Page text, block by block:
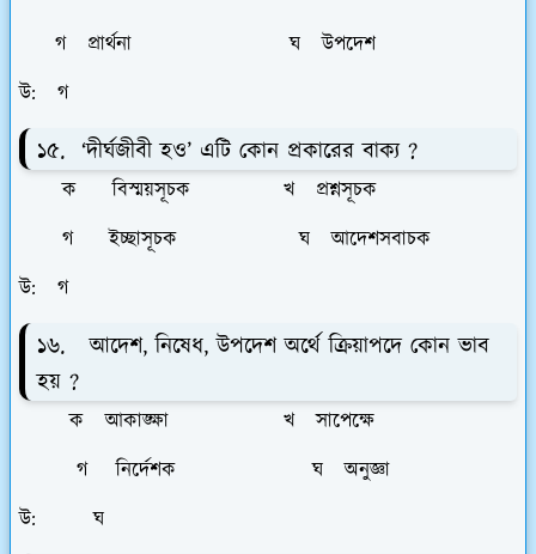
গ প্রার্থনা ঘ উপদেশ
উ: গ
১৫. ‘দীর্ঘজীবী হও’ এটি কোন প্রকারের বাক্য ?
ক বিস্ময়সূচক খ প্রশ্নসূচক
গ ইচ্ছাসূচক ঘ আদেশসবাচক
উ: গ
১৬. আদেশ, নিষেধ, উপদেশ অর্থে ক্রিয়াপদে কোন ভাব
হয় ?
ক আকাঙ্ক্ষা খ সাপেক্ষে
গ নির্দেশক ঘ অনুজ্ঞা
উ: ঘ